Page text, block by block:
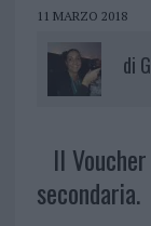
11 MARZO 2018
di
Il
secondaria.